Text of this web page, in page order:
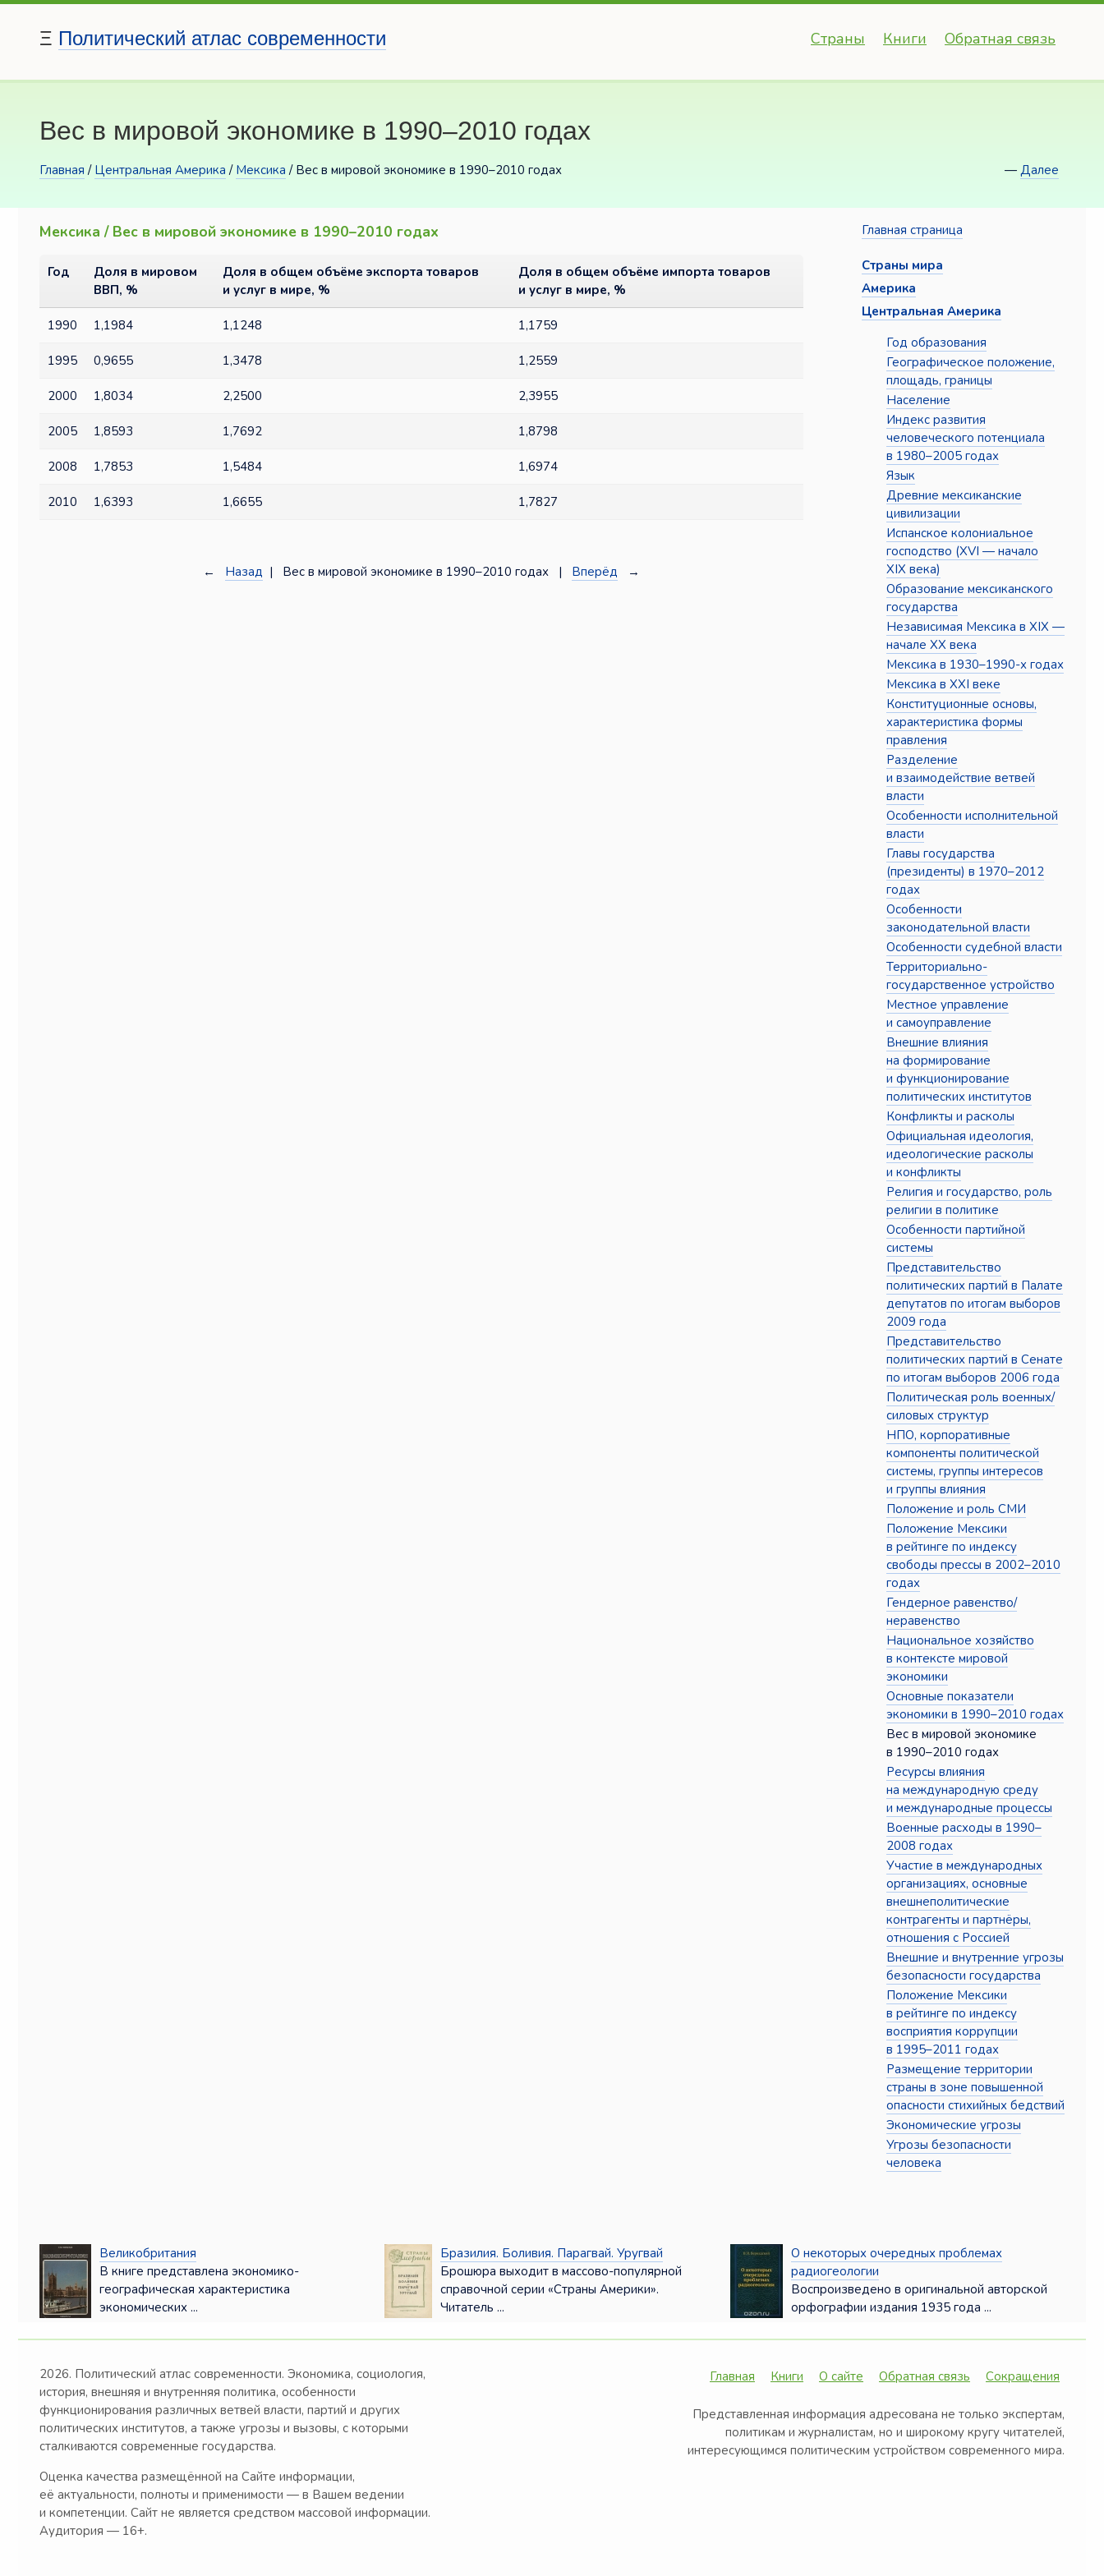
Ξ Политический атлас современности Страны Книги Обратная связь
Вес в мировой экономике в 1990–2010 годах
Главная / Центральная Америка / Мексика / Вес в мировой экономике в 1990–2010 годах — Далее
Мексика / Вес в мировой экономике в 1990–2010 годах
Год
Доля в мировом
ВВП, %
Доля в общем объёме экспорта товаров
и услуг в мире, %
Доля в общем объёме импорта товаров
и услуг в мире, %
1990 1,1984 1,1248 1,1759
1995 0,9655 1,3478 1,2559
2000 1,8034 2,2500 2,3955
2005 1,8593 1,7692 1,8798
2008 1,7853 1,5484 1,6974
2010 1,6393 1,6655 1,7827
← Назад | Вес в мировой экономике в 1990–2010 годах | Вперёд →
Главная страница
Страны мира
Америка
Центральная Америка
Год образования
Географическое положение,
площадь, границы
Население
Индекс развития
человеческого потенциала
в 1980–2005 годах
Язык
Древние мексиканские
цивилизации
Испанское колониальное
господство (XVI — начало
XIX века)
Образование мексиканского
государства
Независимая Мексика в XIX —
начале XX века
Мексика в 1930–1990-х годах
Мексика в XXI веке
Конституционные основы,
характеристика формы
правления
Разделение
и взаимодействие ветвей
власти
Особенности исполнительной
власти
Главы государства
(президенты) в 1970–2012
годах
Особенности
законодательной власти
Особенности судебной власти
Территориально-
государственное устройство
Местное управление
и самоуправление
Внешние влияния
на формирование
и функционирование
политических институтов
Конфликты и расколы
Официальная идеология,
идеологические расколы
и конфликты
Религия и государство, роль
религии в политике
Особенности партийной
системы
Представительство
политических партий в Палате
депутатов по итогам выборов
2009 года
Представительство
политических партий в Сенате
по итогам выборов 2006 года
Политическая роль военных/
силовых структур
НПО, корпоративные
компоненты политической
системы, группы интересов
и группы влияния
Положение и роль СМИ
Положение Мексики
в рейтинге по индексу
свободы прессы в 2002–2010
годах
Гендерное равенство/
неравенство
Национальное хозяйство
в контексте мировой
экономики
Основные показатели
экономики в 1990–2010 годах
Вес в мировой экономике
в 1990–2010 годах
Ресурсы влияния
на международную среду
и международные процессы
Военные расходы в 1990–
2008 годах
Участие в международных
организациях, основные
внешнеполитические
контрагенты и партнёры,
отношения с Россией
Внешние и внутренние угрозы
безопасности государства
Положение Мексики
в рейтинге по индексу
восприятия коррупции
в 1995–2011 годах
Размещение территории
страны в зоне повышенной
опасности стихийных бедствий
Экономические угрозы
Угрозы безопасности
человека
Великобритания
В книге представлена экономико-
географическая характеристика
экономических ...
Бразилия. Боливия. Парагвай. Уругвай
Брошюра выходит в массово-популярной
справочной серии «Страны Америки».
Читатель ...
О некоторых очередных проблемах
радиогеологии
Воспроизведено в оригинальной авторской
орфографии издания 1935 года ...
2026. Политический атлас современности. Экономика, социология,
история, внешняя и внутренняя политика, особенности
функционирования различных ветвей власти, партий и других
политических институтов, а также угрозы и вызовы, с которыми
сталкиваются современные государства.
Оценка качества размещённой на Сайте информации,
её актуальности, полноты и применимости — в Вашем ведении
и компетенции. Сайт не является средством массовой информации.
Аудитория — 16+.
Главная Книги О сайте Обратная связь Сокращения
Представленная информация адресована не только экспертам,
политикам и журналистам, но и широкому кругу читателей,
интересующимся политическим устройством современного мира.